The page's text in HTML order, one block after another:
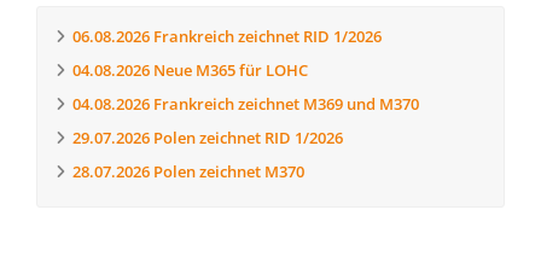
06.08.2026 Frankreich zeichnet RID 1/2026
04.08.2026 Neue M365 für LOHC
04.08.2026 Frankreich zeichnet M369 und M370
29.07.2026 Polen zeichnet RID 1/2026
28.07.2026 Polen zeichnet M370